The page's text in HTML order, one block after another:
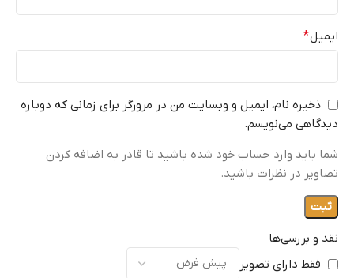
نقد و بررسی‌ها
فقط دارای تصویر
ایمیل*
ذخیره نام، ایمیل و وبسایت من در مرورگر برای زمانی که دوباره
دیدگاهی می‌نویسم.
شما باید وارد حساب خود شده باشید تا قادر به اضافه کردن
تصاویر در نظرات باشید.